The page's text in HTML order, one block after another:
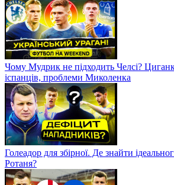
Чому Мудрик не підходить Челсі?
іспанців, проблеми Миколенка
Голеадор для збірної. Де знайти
Ротаня?